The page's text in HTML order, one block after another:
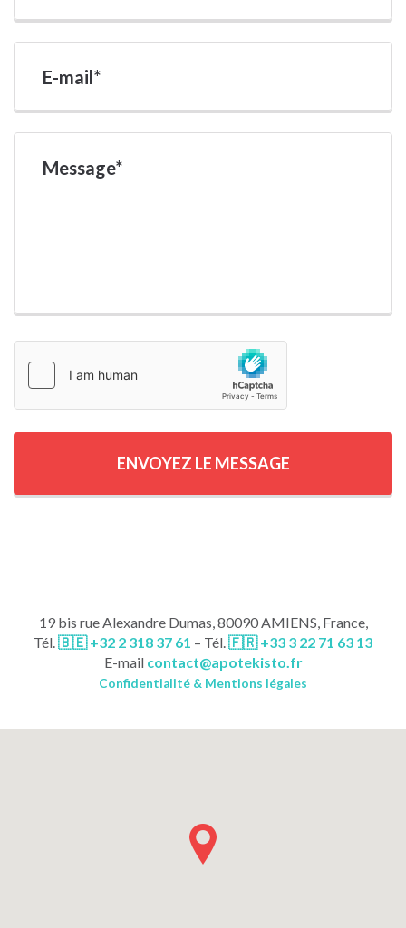
E-mail*
Message*
19 bis rue Alexandre Dumas, 80090 AMIENS, France,
Tél.🇧🇪 +32 2 318 37 61 – Tél.🇫🇷 +33 3 22 71 63 13
E-mail contact@apotekisto.fr
Confidentialité & Mentions légales